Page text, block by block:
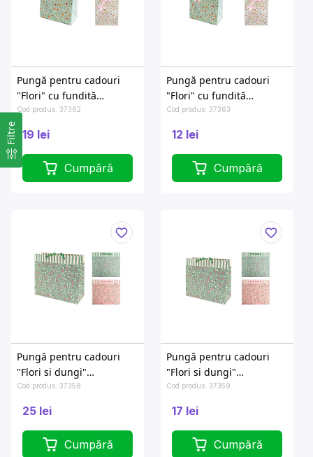
Filtre
Pungă pentru cadouri
"Flori" cu fundită
21X10XH27cm
Cod produs: 37362
19 lei
Cumpără
Pungă pentru cadouri
"Flori" cu fundită
16X8XH18cm
Cod produs: 37363
12 lei
Cumpără
Pungă pentru cadouri
"Flori si dungi"
30.5X12XH27cm
Cod produs: 37358
25 lei
Cumpără
Pungă pentru cadouri
"Flori si dungi"
20X8XH20cm
Cod produs: 37359
17 lei
Cumpără